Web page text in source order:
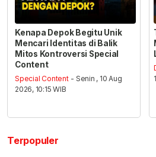
Kenapa Depok Begitu Unik
Mencari Identitas di Balik
Mitos Kontroversi Special
Content
Special Content - Senin , 10 Aug
2026, 10:15 WIB
Terpopuler